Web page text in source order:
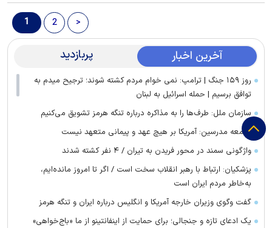
1 2 >
آخرین اخبار پربازدید
روز ۱۵۹ جنگ | ترامپ: نمی خوام مردم کشته شوند؛ ترجیح میدم به
توافق برسیم | حمله اسرائیل به لبنان
سازمان ملل: طرف‌ها را به مذاکره درباره تنگه هرمز تشویق می‌کنیم
جامعه مدرسین: آمریکا بر هیچ عهد و پیمانی متعهد نیست
واژگونی سمند در محور فریدن به تیران / ۴ نفر کشته شدند
پزشکیان: ارتباط با رهبر انقلاب سخت است / اگر تا امروز مانده‌ایم،
به‌خاطر مردم ایران است
گفت وگوی وزیران خارجه آمریکا و انگلیس درباره ایران و تنگه هرمز
یک ادعای تازه و جنجالی؛ برای حمایت از اینفانتینو از ما «باج‌خواهی»